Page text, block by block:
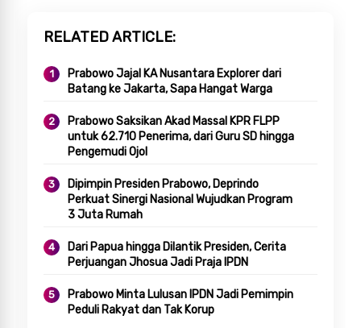
RELATED ARTICLE
Prabowo Jajal KA Nusantara Explorer dari
Batang ke Jakarta, Sapa Hangat Warga
Prabowo Saksikan Akad Massal KPR FLPP
untuk 62.710 Penerima, dari Guru SD hingga
Pengemudi Ojol
Dipimpin Presiden Prabowo, Deprindo
Perkuat Sinergi Nasional Wujudkan Program
3 Juta Rumah
Dari Papua hingga Dilantik Presiden, Cerita
Perjuangan Jhosua Jadi Praja IPDN
Prabowo Minta Lulusan IPDN Jadi Pemimpin
Peduli Rakyat dan Tak Korup